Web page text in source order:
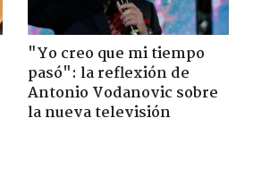
"Yo creo que mi tiempo
pasó": la reflexión de
Antonio Vodanovic sobre
la nueva televisión